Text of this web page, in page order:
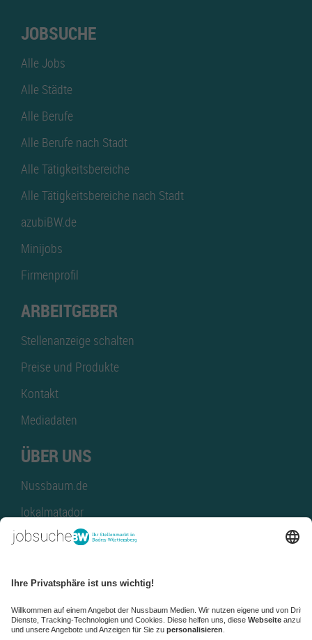
JOBSUCHE
Alle Jobs
Alle Städte
Alle Berufe
Alle Berufe nach Stadt
Alle Tätigkeitsbereiche
Alle Tätigkeitsbereiche nach Stadt
azubiBW.de
Minijobs
Firmenprofil
ARBEITGEBER
Stellenanzeige schalten
Preise und Produkte
Kontakt
Mediadaten
ÜBER UNS
Nussbaum.de
lokalmatador
kaufinBW
NussbaumID
Nussbaum Medien